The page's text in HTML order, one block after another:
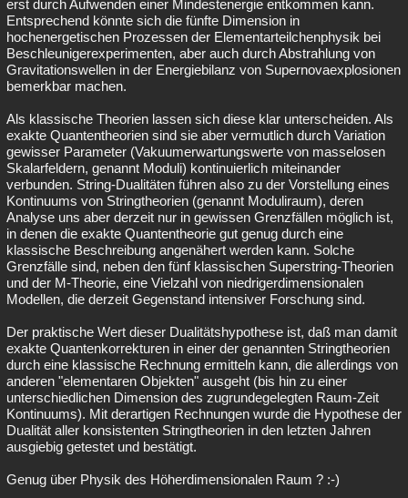
erst durch Aufwenden einer Mindestenergie entkommen kann.
Entsprechend könnte sich die fünfte Dimension in
hochenergetischen Prozessen der Elementarteilchenphysik bei
Beschleunigerexperimenten, aber auch durch Abstrahlung von
Gravitationswellen in der Energiebilanz von Supernovaexplosionen
bemerkbar machen.
Als klassische Theorien lassen sich diese klar unterscheiden. Als
exakte Quantentheorien sind sie aber vermutlich durch Variation
gewisser Parameter (Vakuumerwartungswerte von masselosen
Skalarfeldern, genannt Moduli) kontinuierlich miteinander
verbunden. String-Dualitäten führen also zu der Vorstellung eines
Kontinuums von Stringtheorien (genannt Moduliraum), deren
Analyse uns aber derzeit nur in gewissen Grenzfällen möglich ist,
in denen die exakte Quantentheorie gut genug durch eine
klassische Beschreibung angenähert werden kann. Solche
Grenzfälle sind, neben den fünf klassischen Superstring-Theorien
und der M-Theorie, eine Vielzahl von niedrigerdimensionalen
Modellen, die derzeit Gegenstand intensiver Forschung sind.
Der praktische Wert dieser Dualitätshypothese ist, daß man damit
exakte Quantenkorrekturen in einer der genannten Stringtheorien
durch eine klassische Rechnung ermitteln kann, die allerdings von
anderen "elementaren Objekten" ausgeht (bis hin zu einer
unterschiedlichen Dimension des zugrundegelegten Raum-Zeit
Kontinuums). Mit derartigen Rechnungen wurde die Hypothese der
Dualität aller konsistenten Stringtheorien in den letzten Jahren
ausgiebig getestet und bestätigt.
Genug über Physik des Höherdimensionalen Raum ? :-)